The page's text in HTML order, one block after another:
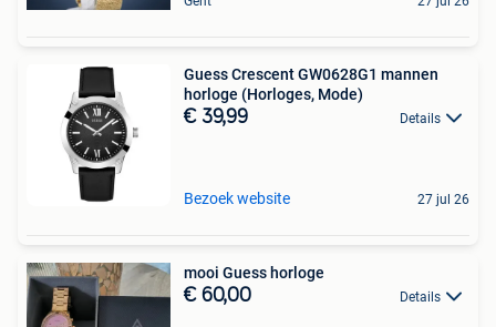
Guess Crescent GW0628G1 mannen
horloge (Horloges, Mode)
€ 39,99 Details
Bezoek website 27 jul 26
mooi Guess horloge
€ 60,00 Details